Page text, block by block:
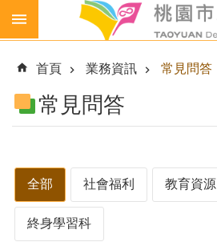
跳到主要內容區塊
生
鮮
乳
營
養
午
餐
首頁 業務資訊 常見問答
常見問答
全部 社會福利 教育資源
終身學習科